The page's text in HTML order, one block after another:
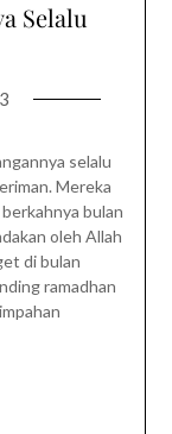
Selalu
selalu
Mereka
bulan
oleh Allah
di bulan
ramadhan